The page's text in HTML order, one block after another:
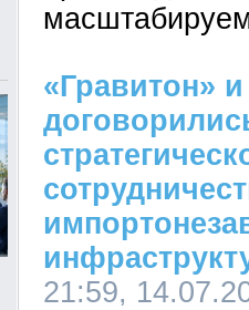
«Гравитон»
21:59,